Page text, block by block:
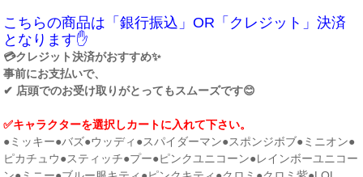
こちらの商品は「銀行振込」OR「クレジット」決済
となります✋
💳クレジット決済がおすすめ✨
事前にお支払いで、
✔ 店頭でのお受け取りがとってもスムーズです😊
✅キャラクターを選択しカートに入れて下さい。
●ミッキー●バズ●ウッディ●スパイダーマン●スポンジボブ●ミニオン●
ピカチュウ●スティッチ●プー●ピンクユニコーン●レインボーユニコー